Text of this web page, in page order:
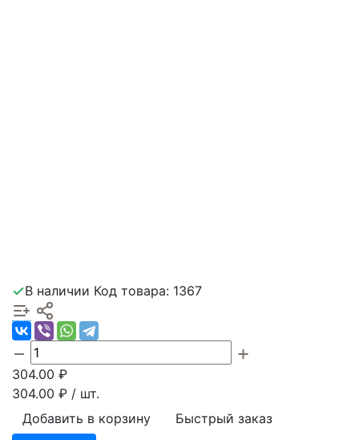
В наличии Код товара: 1367
304.00 ₽
304.00 ₽ / шт.
Добавить в корзину
Быстрый заказ